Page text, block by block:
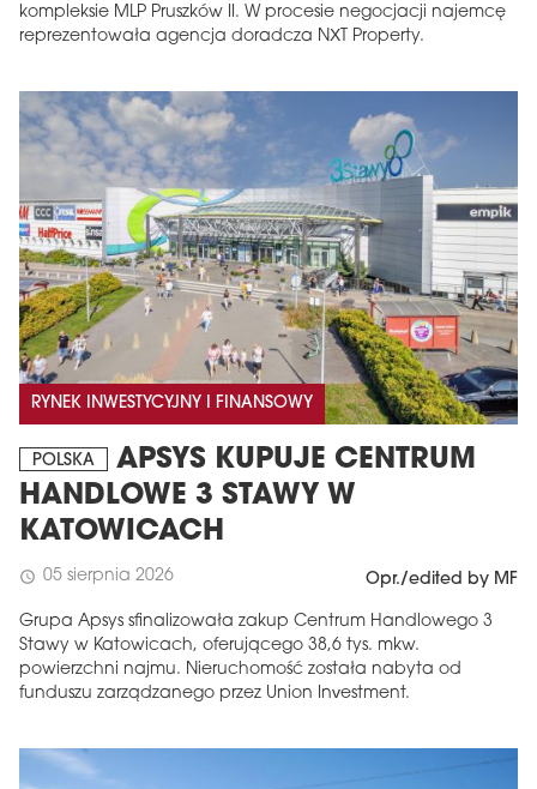
kompleksie MLP Pruszków II. W procesie negocjacji najemcę
reprezentowała agencja doradcza NXT Property.
RYNEK INWESTYCYJNY I FINANSOWY
POLSKA
APSYS KUPUJE CENTRUM
HANDLOWE 3 STAWY W
KATOWICACH
schedule 05 sierpnia 2026 Opr./edited by MF
Grupa Apsys sfinalizowała zakup Centrum Handlowego 3
Stawy w Katowicach, oferującego 38,6 tys. mkw.
powierzchni najmu. Nieruchomość została nabyta od
funduszu zarządzanego przez Union Investment.